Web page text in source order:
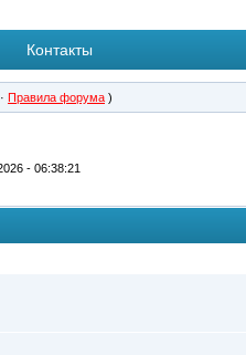
Контакты
· Правила форума )
- 06:38:21